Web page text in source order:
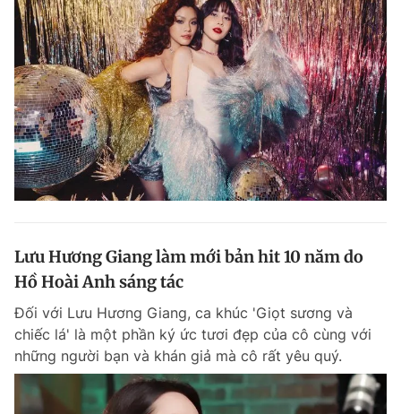
Lưu Hương Giang làm mới bản hit 10 năm do
Hồ Hoài Anh sáng tác
Đối với Lưu Hương Giang, ca khúc 'Giọt sương và
chiếc lá' là một phần ký ức tươi đẹp của cô cùng với
những người bạn và khán giả mà cô rất yêu quý.